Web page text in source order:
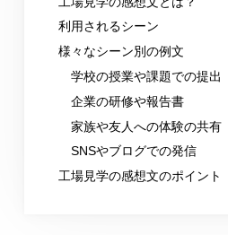
利用されるシーン
様々なシーン別の例文
学校の授業や課題での提出
企業の研修や報告書
家族や友人への体験の共有
SNSやブログでの発信
工場見学の感想文のポイント